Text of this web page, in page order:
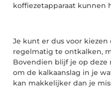
koffiezetapparaat kunnen
Je kunt er dus voor kiezen
regelmatig te ontkalken,
Bovendien blijf je op deze
om de kalkaanslag in je
kan makkelijker dan je